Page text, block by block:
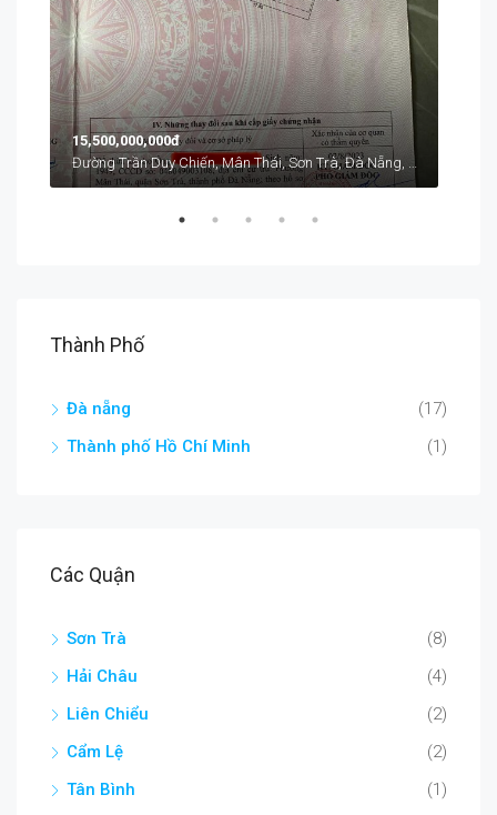
15,500,000,000đ
Thành Phố
Đà nẵng
(17)
Thành phố Hồ Chí Minh
(1)
Các Quận
Sơn Trà
(8)
Hải Châu
(4)
Liên Chiểu
(2)
Cẩm Lệ
(2)
Tân Bình
(1)